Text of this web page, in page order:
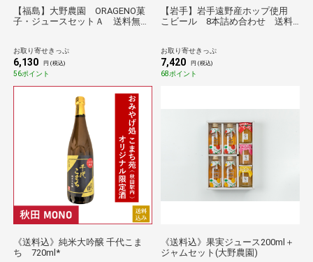
【福島】大野農園 ORAGENO菓
子・ジュースセットＡ 送料無料
お取り寄せきっぷ
6,130 円 (税込)
56ポイント
【岩手】岩手遠野産ホップ使用
こビール 8本詰め合わせ 送料
お取り寄せきっぷ
7,420 円 (税込)
68ポイント
《送料込》純米大吟醸 千代こま
ち 720ml*
《送料込》果実ジュース200ml＋
ジャムセット(大野農園)